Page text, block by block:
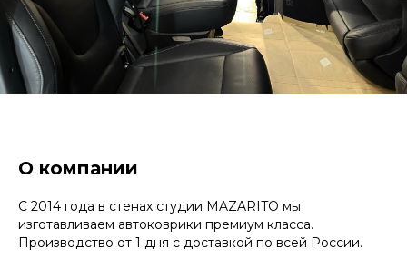
О компании
С 2014 года в стенах студии MAZARITO мы
изготавливаем автоковрики премиум класса.
Производство от 1 дня с доставкой по всей России.